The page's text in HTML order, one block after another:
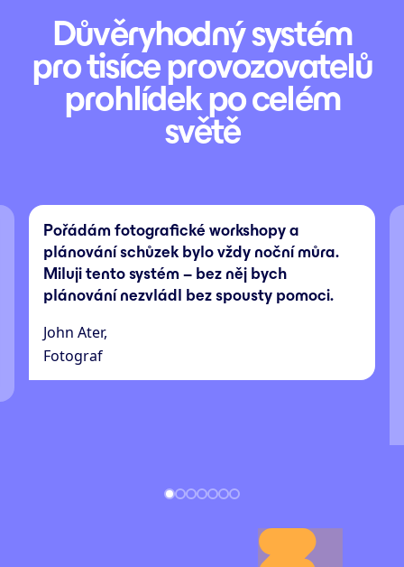
Důvěryhodný systém
pro tisíce provozovatelů
prohlídek po celém
světě
Pořádám fotografické workshopy a
plánování schůzek bylo vždy noční můra.
Miluji tento systém – bez něj bych
plánování nezvládl bez spousty pomoci.
John Ater,
Fotograf